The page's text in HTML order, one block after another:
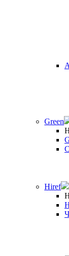
Green
Hiref